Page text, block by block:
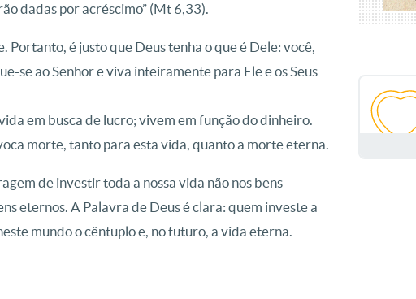
dadas por acréscimo” (Mt 6,33).
Portanto, é justo que Deus tenha o que é Dele: você,
se ao Senhor e viva inteiramente para Ele e os Seus
em busca de lucro; vivem em função do dinheiro.
morte, tanto para esta vida, quanto a morte eterna.
de investir toda a nossa vida não nos bens
eternos. A Palavra de Deus é clara: quem investe a
mundo o cêntuplo e, no futuro, a vida eterna.